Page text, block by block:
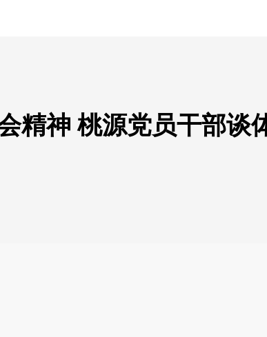
精神 桃源党员干部谈